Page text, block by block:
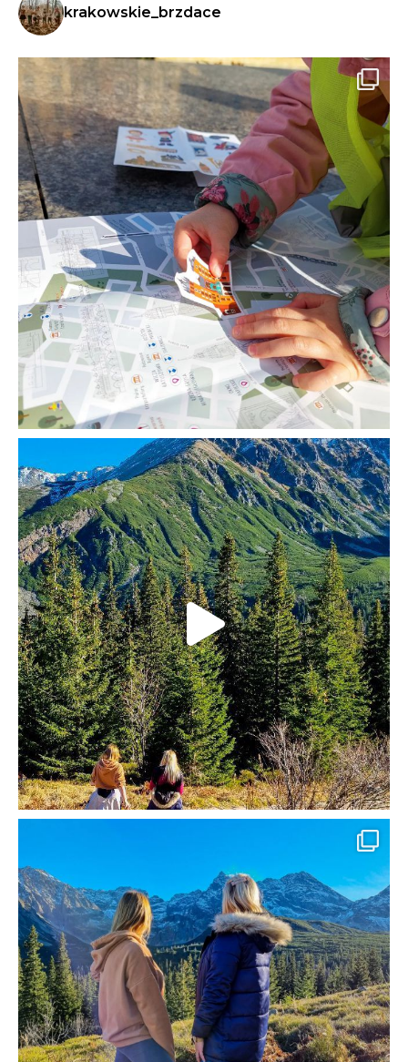
krakowskie_brzdace